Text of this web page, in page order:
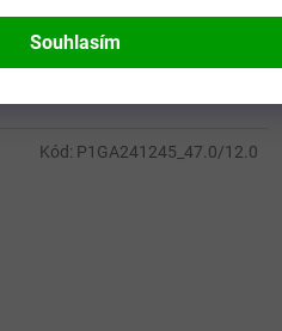
Souhlasím
Kód: P1GA241245_47.0/12.0